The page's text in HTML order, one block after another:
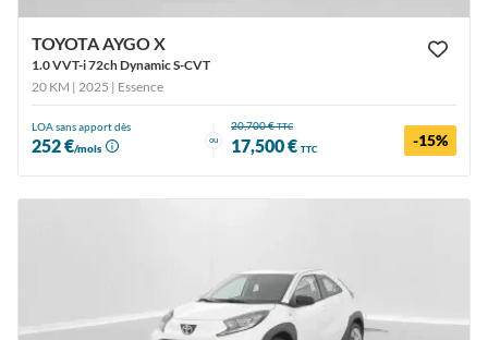
TOYOTA AYGO X
1.0 VVT-i 72ch Dynamic S-CVT
20 KM | 2025 | Essence
LOA sans apport dès
252 €/mois
ou
20,700 €TTC
17,500 € TTC -15%